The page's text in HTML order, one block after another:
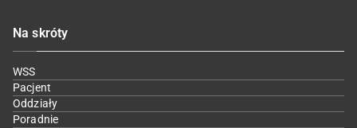
Na skróty
WSS
Pacjent
Oddziały
Poradnie